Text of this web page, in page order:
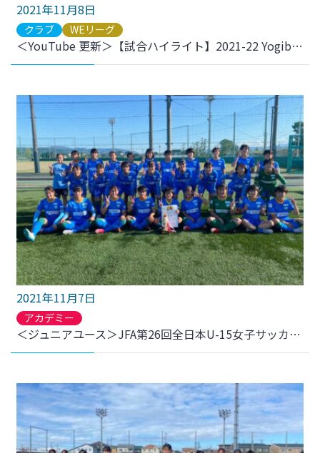
2021年11月8日
クラブ WEリーグ
＜YouTube 更新＞【試合ハイライト】2021-22 YogiboWEリーグ 第8節 vs.日テレ・東京ヴェルディベレーザ をアップしました
2021年11月7日
アカデミー
＜ジュニアユース＞JFA第26回全日本U-15女子サッカー選手権東北大会決勝 結果について